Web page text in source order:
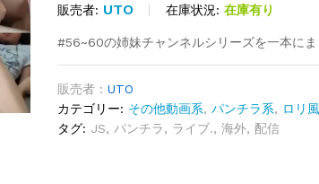
販売者: UTO 在庫状況: 在庫有り
#56~60の姉妹チャンネルシリーズを一本にま
販売者 : UTO
カテゴリー: その他動画系, パンチラ系, ロリ
タグ: JS, パンチラ, ライブ., 海外, 配信